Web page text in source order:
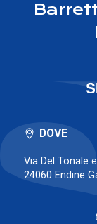
DOVE
Via Del Tonale
24060 Endine